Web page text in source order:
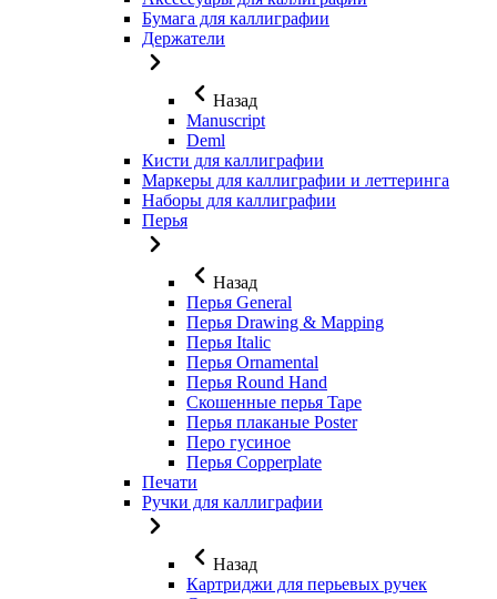
Бумага для каллиграфии
Держатели
Назад
Manuscript
Deml
Кисти для каллиграфии
Маркеры для каллиграфии и леттеринга
Наборы для каллиграфии
Перья
Назад
Перья General
Перья Drawing & Mapping
Перья Italic
Перья Ornamental
Перья Round Hand
Скошенные перья Tape
Перья плаканые Poster
Перо гусиное
Перья Copperplate
Печати
Ручки для каллиграфии
Назад
Картриджи для перьевых ручек